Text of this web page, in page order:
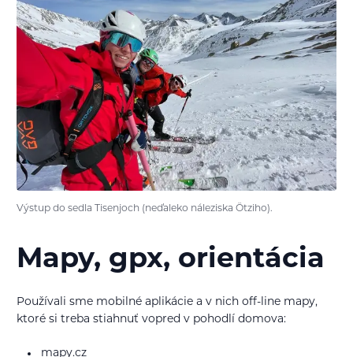
Výstup do sedla Tisenjoch (neďaleko náleziska Ötziho).
Mapy, gpx, orientácia
Používali sme mobilné aplikácie a v nich off-line mapy,
ktoré si treba stiahnuť vopred v pohodlí domova:
mapy.cz